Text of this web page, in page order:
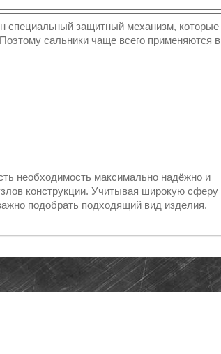
специальный защитный механизм, которые
сальники чаще всего применяются в
необходимость максимально надёжно и
конструкции. Учитывая широкую сферу
подобрать подходящий вид изделия.